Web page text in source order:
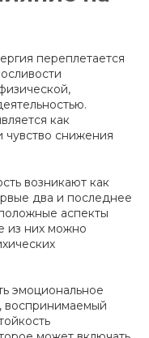
переплетается
как
снижения
возникают как
два и последнее
аспекты
из них можно
эмоциональное
воспринимаемый